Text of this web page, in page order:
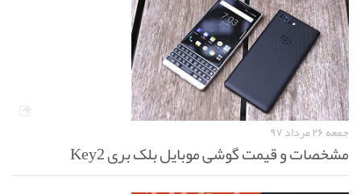
جمعه ۲۶ مرداد ۹۷
مشخصات و قیمت گوشی موبایل بلک بری Key2